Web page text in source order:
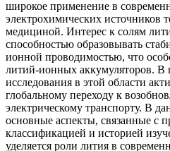
широкое применение в
электрохимических источников
медициной. Интерес к солям
способностью образовывать
ионной проводимостью, что
литий-ионных аккумуляторов. В
исследования в этой области
глобальному переходу к
электрическому транспорту. В
основные аспекты, связанные с
классификацией и историей
уделяется роли лития в